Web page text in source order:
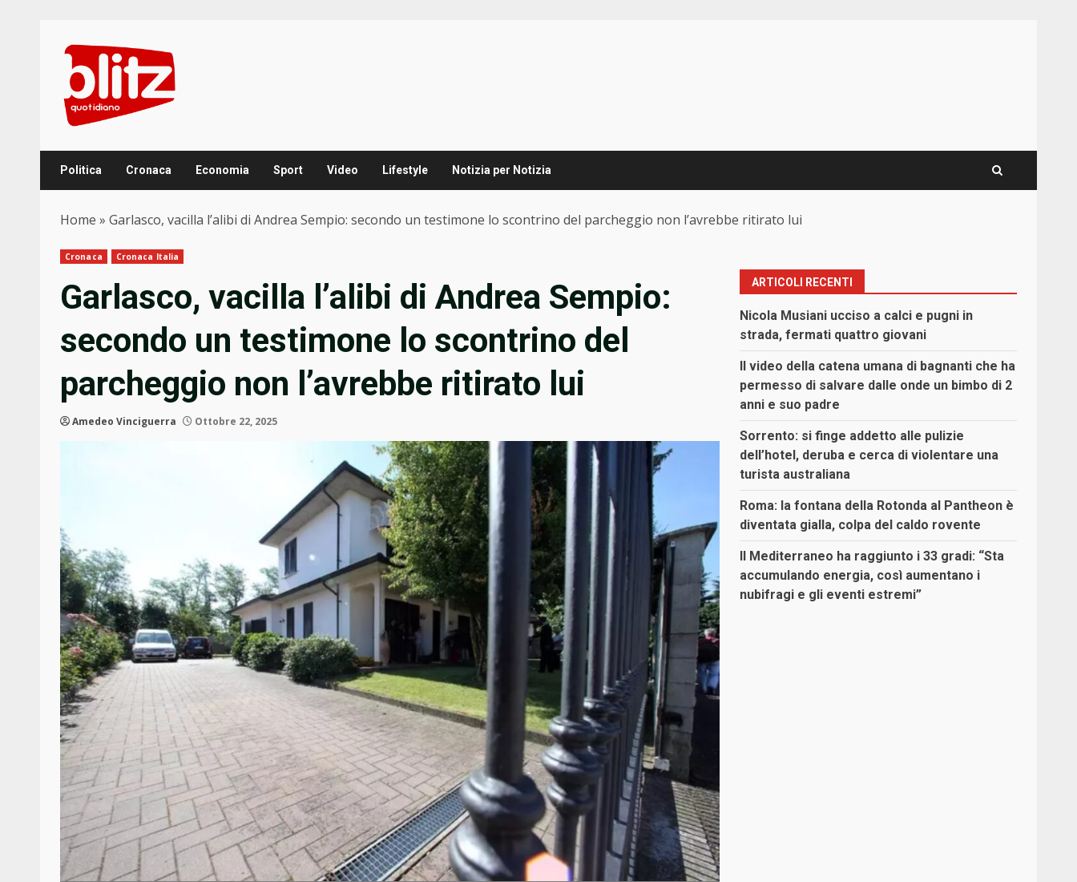
content
Politica Cronaca Economia Sport Video Lifestyle Notizia per Notizia
Home » Garlasco, vacilla l’alibi di Andrea Sempio: secondo un testimone lo scontrino del parcheggio non l’avrebbe ritirato lui
Cronaca Cronaca Italia
Garlasco, vacilla l’alibi di Andrea Sempio:
secondo un testimone lo scontrino del
parcheggio non l’avrebbe ritirato lui
Amedeo Vinciguerra Ottobre 22, 2025
ARTICOLI RECENTI
Nicola Musiani ucciso a calci e pugni in
strada, fermati quattro giovani
Il video della catena umana di bagnanti che ha
permesso di salvare dalle onde un bimbo di 2
anni e suo padre
Sorrento: si finge addetto alle pulizie
dell’hotel, deruba e cerca di violentare una
turista australiana
Roma: la fontana della Rotonda al Pantheon è
diventata gialla, colpa del caldo rovente
Il Mediterraneo ha raggiunto i 33 gradi: “Sta
accumulando energia, così aumentano i
nubifragi e gli eventi estremi”